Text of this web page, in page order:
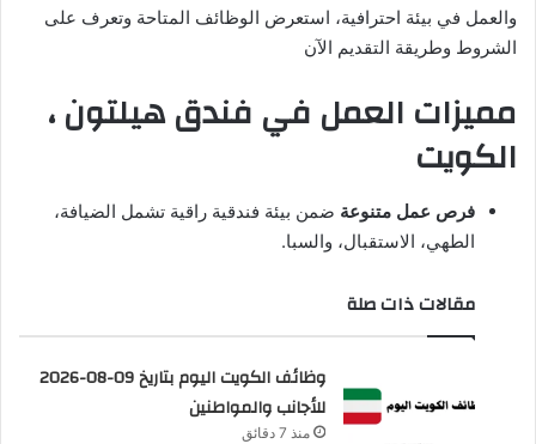
ي
والعمل في بيئة احترافية، استعرض الوظائف المتاحة وتعرف على
الشروط وطريقة التقديم الآن
مميزات العمل في فندق هيلتون ،
الكويت
فرص عمل متنوعة ضمن بيئة فندقية راقية تشمل الضيافة،
الطهي، الاستقبال، والسبا.
مقالات ذات صلة
وظائف الكويت اليوم بتاريخ 09-08-2026
للأجانب والمواطنين
منذ 7 دقائق